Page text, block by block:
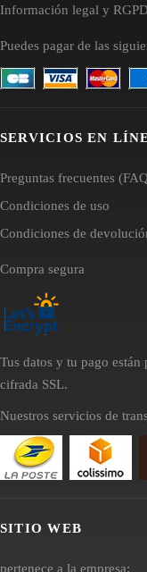
Información legal y RGPD
Puedes pagar de las
SERVICIOS EN
Preguntas frecuentes
Condiciones de uso
Condiciones de
Compra segura
Tus datos y tu pago
cifrada SSL.
Nuestros servicios de
SITIO WEB
pertenece a la empresa: